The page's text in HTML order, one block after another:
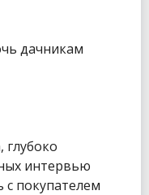
дачникам
глубоко
интервью
покупателем